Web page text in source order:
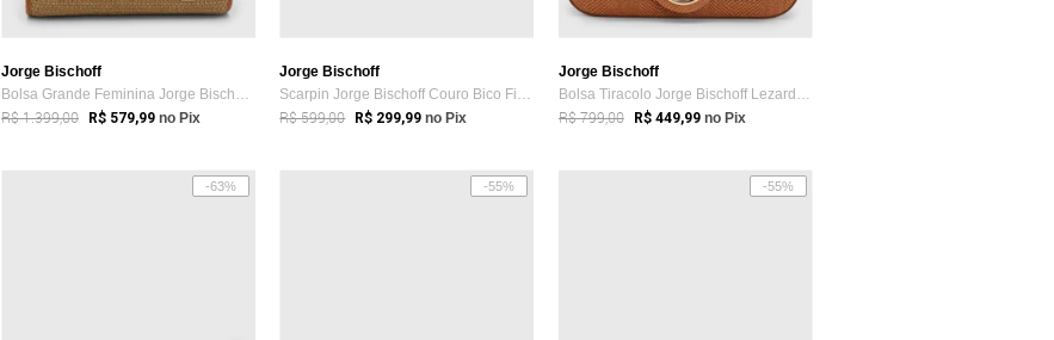
Jorge Bischoff
Bolsa Grande Feminina Jorge Bischoff Tex...
R$ 1.399,00 R$ 579,99 no Pix
Jorge Bischoff
Scarpin Jorge Bischoff Couro Bico Fino Caramelo
R$ 599,00 R$ 299,99 no Pix
Jorge Bischoff
Bolsa Tiracolo Jorge Bischoff Lezard Caramelo
R$ 799,00 R$ 449,99 no Pix
-63% -55% -55%